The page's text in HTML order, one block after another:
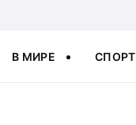
В МИРЕ СПОРТ